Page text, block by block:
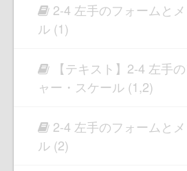
2-4 左手のフォームと
ル (1)
【テキスト】2-4 左手
ャー・スケール (1,2)
2-4 左手のフォームと
ル (2)